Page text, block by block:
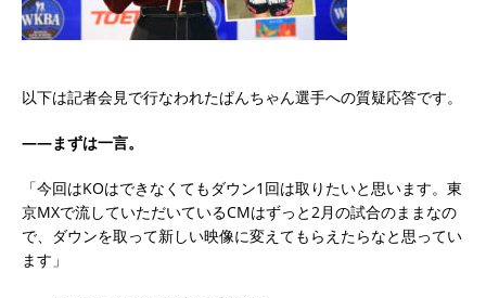
以下は記者会見で行なわれたぱんちゃん選手への質疑応答です。
――まずは一言。
「今回はKOはできなくてもダウン1回は取りたいと思います。東
京MXで流していただいているCMはずっと2月の試合のままなの
で、ダウンを取って新しい映像に変えてもらえたらなと思ってい
ます」